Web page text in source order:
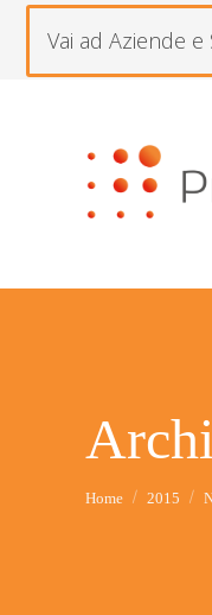
Vai ad Aziende e
Tu sei qui:
Home 2015